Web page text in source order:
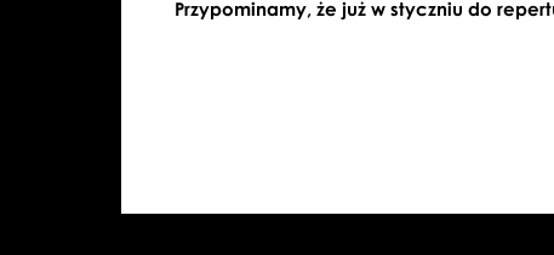
Przypominamy, że już w styczniu do